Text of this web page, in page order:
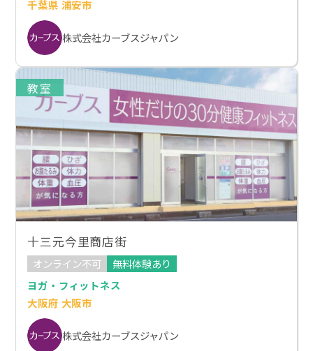
千葉県 浦安市
株式会社カーブスジャパン
教室
十三元今里商店街
オンライン不可
無料体験あり
ヨガ・フィットネス
大阪府 大阪市
株式会社カーブスジャパン